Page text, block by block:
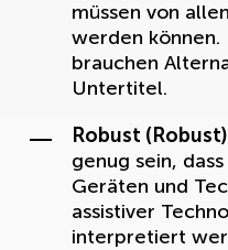
müssen von
werden können.
brauchen
Untertitel.
Robust
genug sein,
Geräten und
assistiver
interpretiert